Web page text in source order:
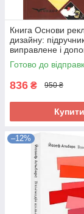
Книга Основи
дизайну:
виправлене і
Прищенко С. В.
Готово до
836 ₴ 950 ₴
Купити
–12%